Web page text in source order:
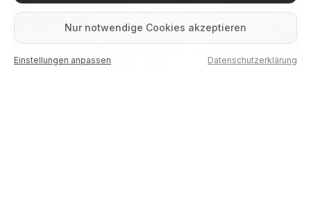
Robuste Mechanik, langlebige Tücher
Nur notwendige Cookies akzeptieren
Einstellungen anpassen Datenschutzerklärung